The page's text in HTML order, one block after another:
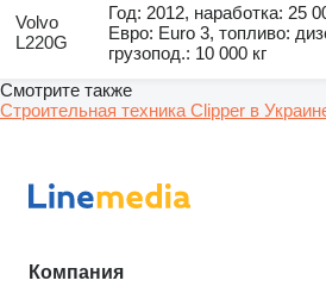
Volvo
L220G
Год: 2012, наработка: 25
Евро: Euro 3, топливо:
грузопод.: 10 000 кг
Смотрите также
Строительная техника Clipper в
Компания